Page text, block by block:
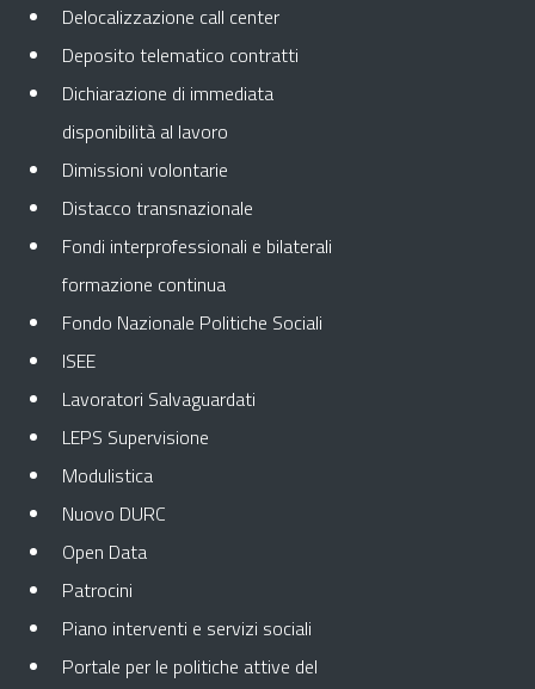
Delocalizzazione call center
Deposito telematico contratti
Dichiarazione di immediata
disponibilità al lavoro
Dimissioni volontarie
Distacco transnazionale
Fondi interprofessionali e bilaterali
formazione continua
Fondo Nazionale Politiche Sociali
ISEE
Lavoratori Salvaguardati
LEPS Supervisione
Modulistica
Nuovo DURC
Open Data
Patrocini
Piano interventi e servizi sociali
Portale per le politiche attive del